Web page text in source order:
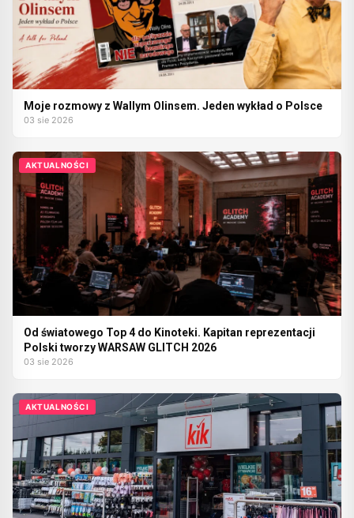
Moje rozmowy z Wallym Olinsem. Jeden wykład o Polsce
03 sie 2026
AKTUALNOŚCI
Od światowego Top 4 do Kinoteki. Kapitan reprezentacji
Polski tworzy WARSAW GLITCH 2026
03 sie 2026
AKTUALNOŚCI